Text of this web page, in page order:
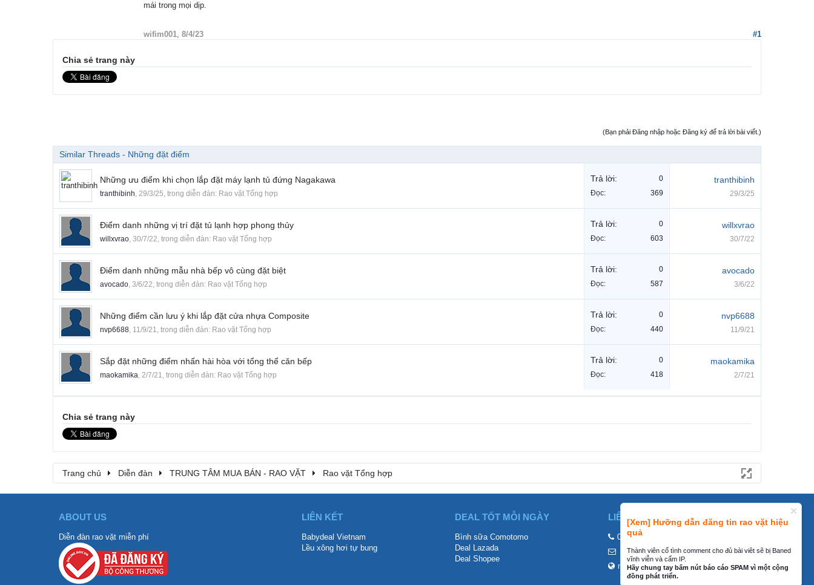
[Xem] Hưỡng dẫn đăng tin rao vặt hiệu
quả
Thành viên cố tình comment cho đủ bài viêt sẽ bị Baned
vĩnh viễn và cấm IP.
Hãy chung tay bấm nút báo cáo SPAM vì một cộng
đồng phát triển.
mái trong mọi dịp.
wifim001, 8/4/23 #1
Chia sẻ trang này
(Bạn phải Đăng nhập hoặc Đăng ký để trả lời bài viết.)
Similar Threads - Những đặt điểm
Những ưu điểm khi chọn lắp đặt máy lạnh tủ đứng Nagakawa
tranthibinh, 29/3/25, trong diễn đàn: Rao vặt Tổng hợp
Trả lời:
0
Đọc:
369
tranthibinh
29/3/25
Điểm danh những vị trí đặt tủ lạnh hợp phong thủy
willxvrao, 30/7/22, trong diễn đàn: Rao vặt Tổng hợp
Trả lời:
0
Đọc:
603
willxvrao
30/7/22
Điểm danh những mẫu nhà bếp vô cùng đặt biệt
avocado, 3/6/22, trong diễn đàn: Rao vặt Tổng hợp
Trả lời:
0
Đọc:
587
avocado
3/6/22
Những điểm cần lưu ý khi lắp đặt cửa nhựa Composite
nvp6688, 11/9/21, trong diễn đàn: Rao vặt Tổng hợp
Trả lời:
0
Đọc:
440
nvp6688
11/9/21
Sắp đặt những điểm nhấn hài hòa với tổng thể căn bếp
maokamika, 2/7/21, trong diễn đàn: Rao vặt Tổng hợp
Trả lời:
0
Đọc:
418
maokamika
2/7/21
Chia sẻ trang này
Trang chủ Diễn đàn TRUNG TÂM MUA BÁN - RAO VẶT Rao vặt Tổng hợp
ABOUT US
Diễn đàn rao vặt miễn phí
LIÊN KẾT
Babydeal Vietnam
Lều xông hơi tự bung
DEAL TỐT MỖI NGÀY
Bình sữa Comotomo
Deal Lazada
Deal Shopee
LIÊN HỆ
0858002468
contact@mraovat.vn
mraovat.vn